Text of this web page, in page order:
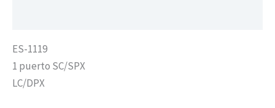
ES-1119
1 puerto SC/SPX
LC/DPX